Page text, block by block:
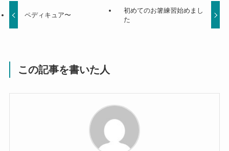
ペディキュア〜
初めてのお箸練習始めまし
た
この記事を書いた人